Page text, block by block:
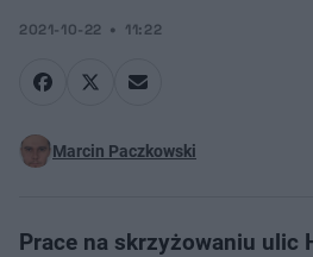
2021-10-22 11:22
Marcin Paczkowski
Prace na skrzyżowaniu ulic